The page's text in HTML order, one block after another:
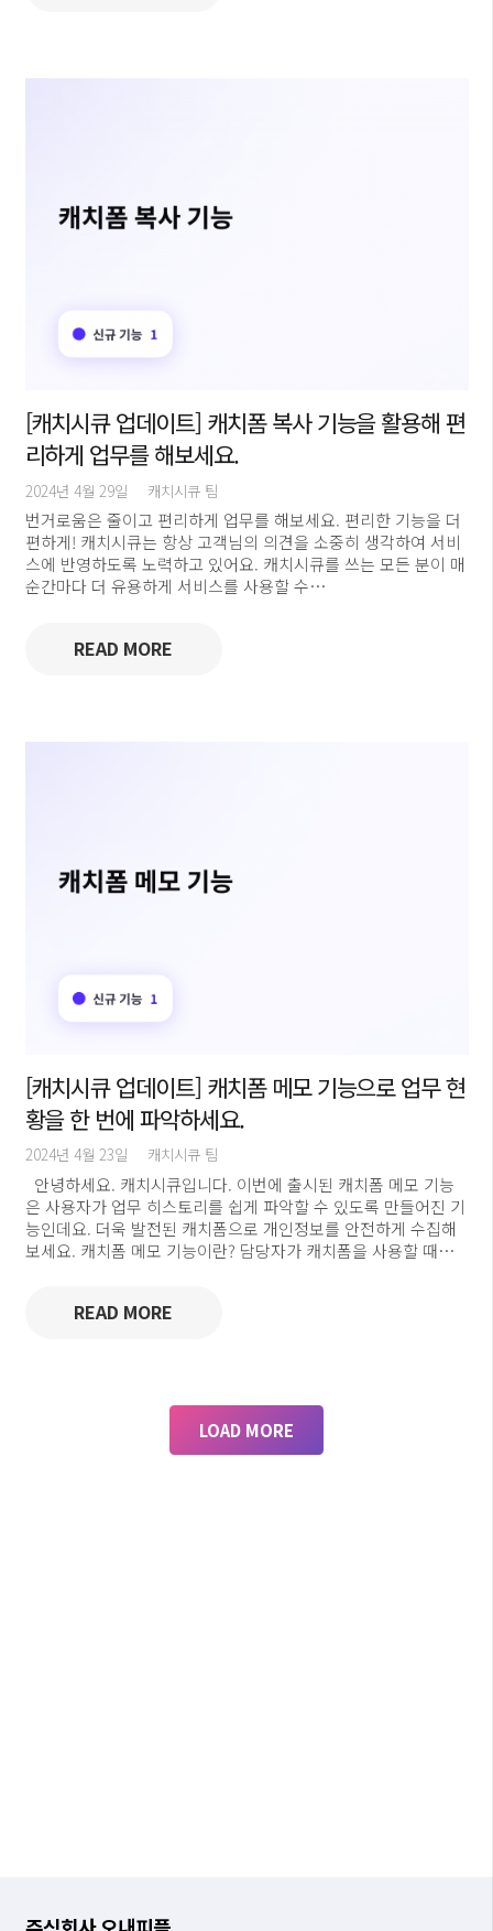
[캐치시큐 업데이트] 캐치폼 복사 기능을 활용해 편
리하게 업무를 해보세요.
2024년 4월 29일 캐치시큐 팀
번거로움은 줄이고 편리하게 업무를 해보세요. 편리한 기능을 더
편하게! 캐치시큐는 항상 고객님의 의견을 소중히 생각하여 서비
스에 반영하도록 노력하고 있어요. 캐치시큐를 쓰는 모든 분이 매
순간마다 더 유용하게 서비스를 사용할 수…
READ MORE
[캐치시큐 업데이트] 캐치폼 메모 기능으로 업무 현
황을 한 번에 파악하세요.
2024년 4월 23일 캐치시큐 팀
안녕하세요. 캐치시큐입니다. 이번에 출시된 캐치폼 메모 기능
은 사용자가 업무 히스토리를 쉽게 파악할 수 있도록 만들어진 기
능인데요. 더욱 발전된 캐치폼으로 개인정보를 안전하게 수집해
보세요. 캐치폼 메모 기능이란? 담당자가 캐치폼을 사용할 때…
READ MORE
LOAD MORE